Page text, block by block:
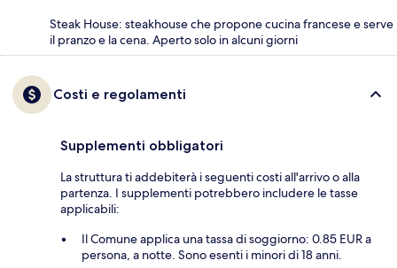
Steak House: steakhouse che propone cucina francese e serve
il pranzo e la cena. Aperto solo in alcuni giorni
Costi e regolamenti
Supplementi obbligatori
La struttura ti addebiterà i seguenti costi all'arrivo o alla
partenza. I supplementi potrebbero includere le tasse
applicabili:
Il Comune applica una tassa di soggiorno: 0.85 EUR a
persona, a notte. Sono esenti i minori di 18 anni.